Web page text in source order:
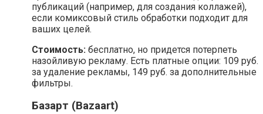
публикаций (например, для создания коллажей),
если комиксовый стиль обработки подходит для
ваших целей.
Стоимость: бесплатно, но придется потерпеть
назойливую рекламу. Есть платные опции: 109 руб.
за удаление рекламы, 149 руб. за дополнительные
фильтры.
Базарт (Bazaart)